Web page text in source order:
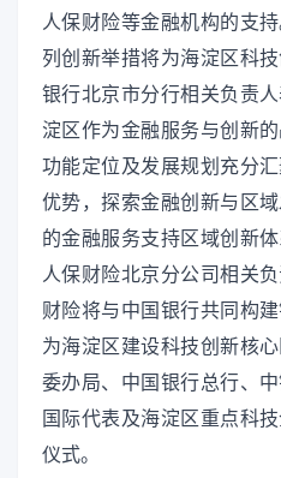
人保财险等金融机构的支
列创新举措将为海淀区科
银行北京市分行相关负责
淀区作为金融服务与创新
功能定位及发展规划充分
优势，探索金融创新与区
的金融服务支持区域创新
人保财险北京分公司相关
财险将与中国银行共同构
为海淀区建设科技创新核
委办局、中国银行总行、
国际代表及海淀区重点科
仪式。